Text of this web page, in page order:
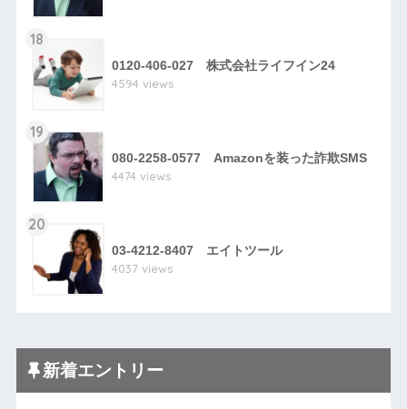
18
0120-406-027 株式会社ライフイン24
4594 views
19
080-2258-0577 Amazonを装った詐欺SMS
4474 views
20
03-4212-8407 エイトツール
4037 views
新着エントリー